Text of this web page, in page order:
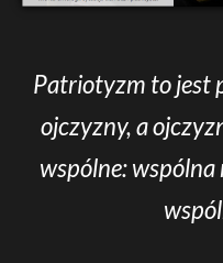
Patriotyzm to jest
ojczyzny, a
wspólne: